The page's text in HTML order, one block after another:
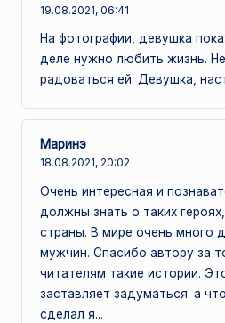
19.08.2021, 06:41
На фотографии, девушка
деле нужно любить жизнь.
радоваться ей. Девушка,
Маринэ
18.08.2021, 20:02
Очень интересная и
должны знать о таких
страны. В мире очень много
мужчин. Спасибо автору за
читателям такие истории.
заставляет задуматься: а
сделал я...